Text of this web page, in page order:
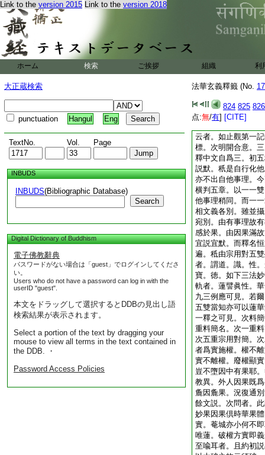
Link to the version 2015 Link to the version 2018
ホーム 検索 ご挨拶 組織 利
大正蔵検索
punctuation Hangul Eng
TextNo. Vol. Page
INBUDS
INBUDS(Bibliographic Database)
Search
Digital Dictionary of Buddhism
電子佛教辭典
パスワードがない場合は「guest」でログインしてくださ
い。
Users who do not have a password can log in with the
userID "guest".
本文をドラッグして選択するとDDBの見出し語
検索結果が表示されます。
Select a portion of the text by dragging your
mouse to view all terms in the text contained in
the DDB. ・
Password Access Policies
法華玄義釋籤 (No.
824 825 826
点:無/有] [CITE]
行者。但以用居第
同。然約教中以妙
説此法。若約行中
妙旨。故教行二途
前而宗後者若説若
因果故也。開示亦
前引證各有所以。
體次宗。序品約行
云者。如止觀第一
標。次明開合意。
釋中文自爲三。初
説默。秖是自行化
亦不出自他事理。
横判五章。以一一
他事理稍同。而一
相文義各別。雖並
宛別。由有事理故
感於果。由因果滿
宜説宜默。而釋名
遍。秪由宗用對五
者。謂道。識。性
寶。徳。如下三法
軌者。蓮譬眞性。
九三例應可見。若
五雙當知亦可以蓮
一釋之可見。次料
重料簡名。次一重
次五重宗用對簡。
者爲實施權。權不
實不離權。廢權顯
豈不墮因中有果耶
教異。外人因果既
麁因麁果。況復通
餘文説。次問者。
妙果因果倶時華果
實。菴城亦小何不
唯蓮。破權方實即
至喩耳者。且約初